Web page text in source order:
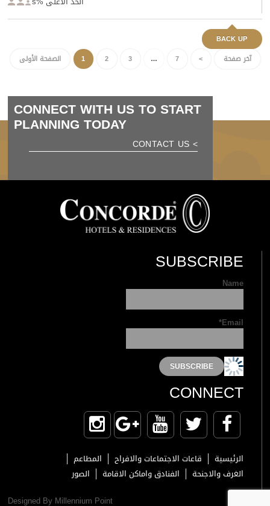

BACK UP
الصفحة الأولى
1 2 3 … 7 > آخر صفحة
CONNECT WITH US TO START
PLANNING TODAY
> CONTACT US
SUBSCRIBE
Name
Email*
CONNECT
الرئيسية قاعات الاجتماعات والافراح
المطاعم
الغرف والاجنحة
الفنادق واماكن الاقامة
الصور
Designed By Millennium Point